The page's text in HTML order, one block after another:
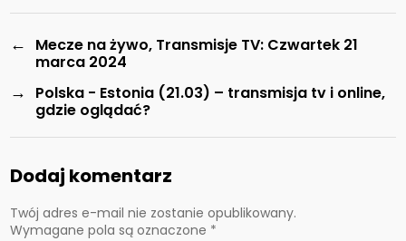
←
Mecze na żywo, Transmisje TV: Czwartek 21
marca 2024
→
Polska - Estonia (21.03) – transmisja tv i online,
gdzie oglądać?
Dodaj komentarz
Twój adres e-mail nie zostanie opublikowany.
Wymagane pola są oznaczone *